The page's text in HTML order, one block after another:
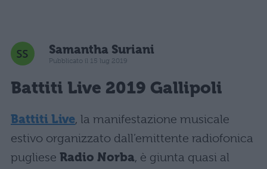
Samantha Suriani
Pubblicato il 15 lug 2019
Battiti Live 2019 Gallipoli
Battiti Live, la manifestazione musicale
estivo organizzato dall’emittente radiofonica
pugliese Radio Norba, è giunta quasi al